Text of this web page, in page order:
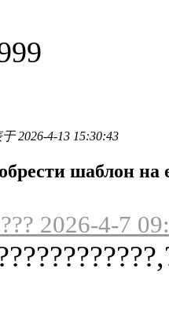
2026-4-13 15:30:43
шаблон на
2026-4-7